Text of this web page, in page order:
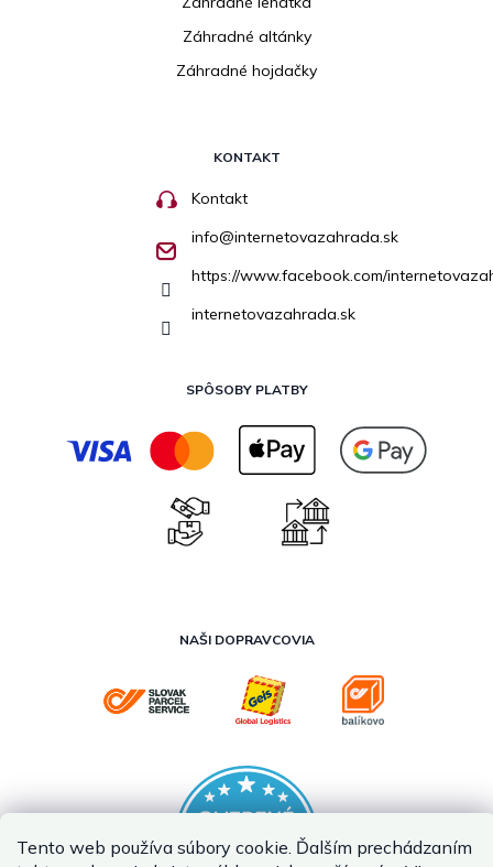
Tento web používa súbory cookie. Ďalším prechádzaním
Záhradné altánky
Záhradné hojdačky
KONTAKT
Kontakt
info@internetovazahrada.sk
https://www.facebook.com/
internetovazahrada.sk
SPÔSOBY PLATBY
NAŠI DOPRAVCOVIA